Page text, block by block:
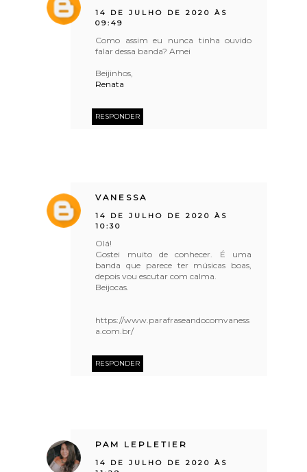
14 DE JULHO DE 2020 ÀS
09:49
Como assim eu nunca tinha ouvido
falar dessa banda? Amei
Beijinhos,
Renata
RESPONDER
VANESSA
14 DE JULHO DE 2020 ÀS
10:30
Olá!
Gostei muito de conhecer. É uma
banda que parece ter músicas boas,
depois vou escutar com calma.
Beijocas.
https://www.parafraseandocomvaness
a.com.br/
RESPONDER
PAM LEPLETIER
14 DE JULHO DE 2020 ÀS